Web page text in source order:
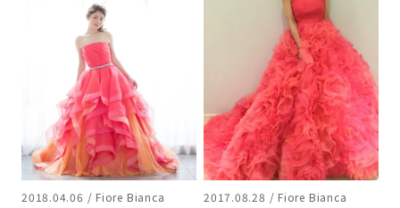
2018.04.06 / Fiore Bianca
2017.08.28 / Fiore Bianca